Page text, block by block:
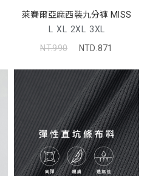
萊賽爾亞麻西裝九分褲 MISS
L XL 2XL 3XL
NT.990
NTD.871